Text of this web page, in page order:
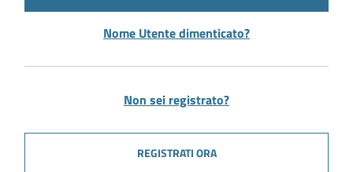
Nome Utente dimenticato?
Non sei registrato?
REGISTRATI ORA